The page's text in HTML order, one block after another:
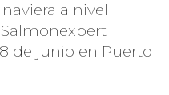
a nivel
de junio en Puerto